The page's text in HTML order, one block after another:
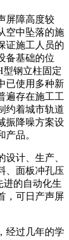
屏障高度较
空中坠落的施
证施工人员的
备基础的位
型钢立柱固定
已使用多种新
遍存在施工工
约着城市轨道
振降噪方案设
品。
计、生产、
、面板冲孔压
进的自动化生
，可日产声屏
经过几年的学